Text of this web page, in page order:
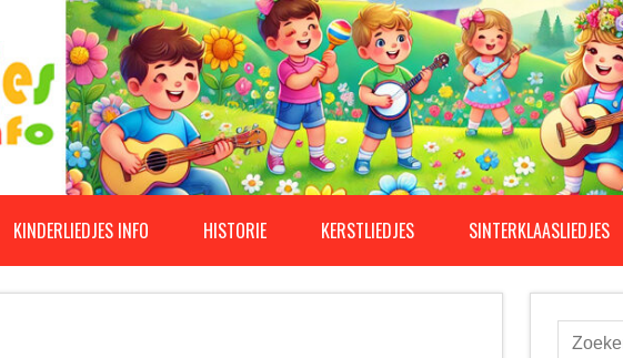
KINDERLIEDJES INFO HISTORIE KERSTLIEDJES SINTERKLAASLIEDJES